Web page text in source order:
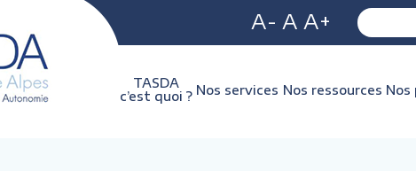
A- A A+
TASDA
c’est quoi ? Nos services Nos ressources Nos